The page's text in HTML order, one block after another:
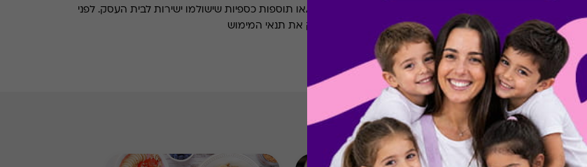
* לתשומת לבכם, ייתכנו עלויות ו/או תוספות כספיות שישולמו ישירות לבית העסק. לפני
המימוש יש לברר מול בית העסק את תנאי המימוש
מתנות ששווה לך להכיר